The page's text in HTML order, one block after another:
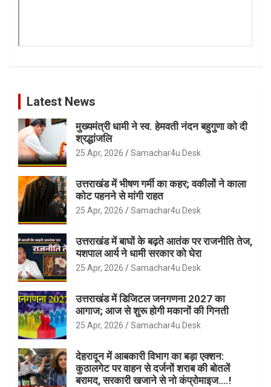
Latest News
मुख्यमंत्री धामी ने स्व. हेमवती नंदन बहुगुणा को दी
श्रद्धांजलि
25 Apr, 2026 Samachar4u Desk
उत्तराखंड में भीषण गर्मी का कहर; वकीलों ने काला
कोट पहनने से मांगी राहत
25 Apr, 2026 Samachar4u Desk
उत्तराखंड में बाघों के बढ़ते आतंक पर राजनीति तेज,
यशपाल आर्य ने धामी सरकार को घेरा
25 Apr, 2026 Samachar4u Desk
उत्तराखंड में डिजिटल जनगणना 2027 का
आगाज; आज से शुरू होगी मकानों की गिनती
25 Apr, 2026 Samachar4u Desk
देहरादून में आबकारी विभाग का बड़ा एक्शन:
कुठालगेट पर वाहन से दर्जनों शराब की बोतलें
बरामद, सरकारी खजाने से नो कंप्रोमाइज….!